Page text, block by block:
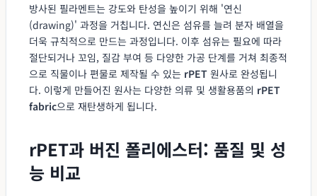
방사된 필라멘트는 강도와 탄성을 높이기 위해 '연신
(drawing)' 과정을 거칩니다. 연신은 섬유를 늘려 분자 배열을
더욱 규칙적으로 만드는 과정입니다. 이후 섬유는 필요에 따라
절단되거나 꼬임, 질감 부여 등 다양한 가공 단계를 거쳐 최종적
으로 직물이나 편물로 제작될 수 있는 rPET 원사로 완성됩니
다. 이렇게 만들어진 원사는 다양한 의류 및 생활용품의 rPET
fabric으로 재탄생하게 됩니다.
rPET과 버진 폴리에스터: 품질 및 성
능 비교